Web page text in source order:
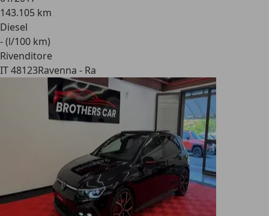
143.105 km
Diesel
- (l/100 km)
Rivenditore
IT 48123Ravenna - Ra